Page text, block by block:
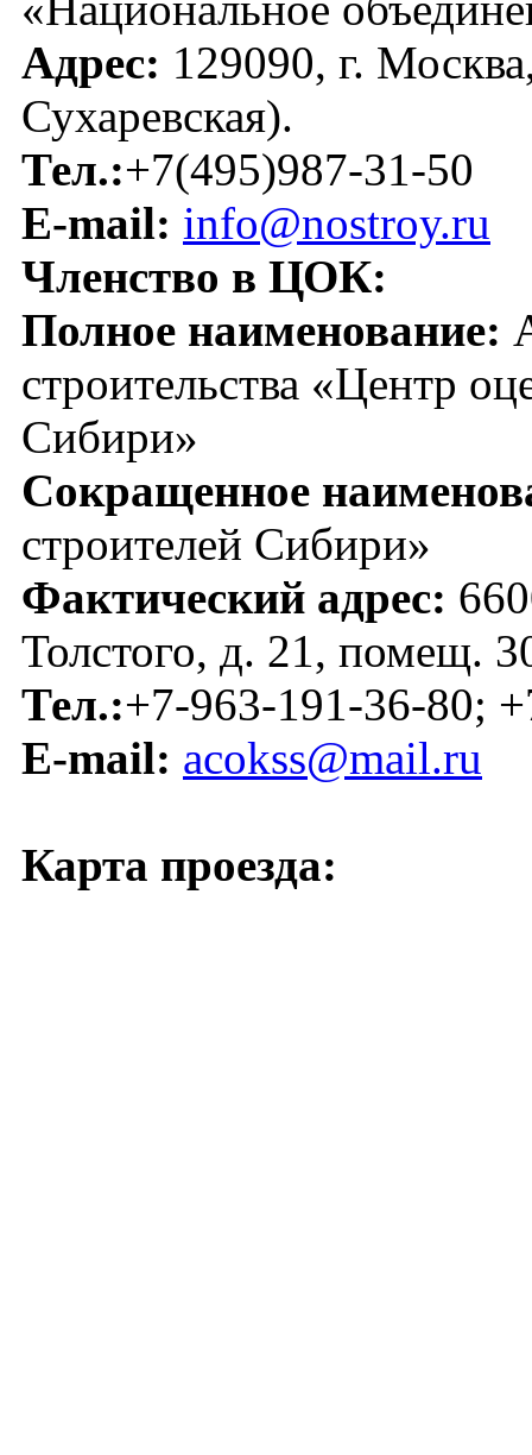
Адрес: 129090, г.
Сухаревская).
Тел.:+7(495)987-31-50
E-mail: info@nostroy.ru
Членство в ЦОК:
Полное наименование:
строительства «Центр
Сибири»
Сокращенное
строителей Сибири»
Фактический адрес:
Толстого, д. 21, помещ.
Тел.:+7-963-191-36-80;
E-mail: acokss@mail.ru
Карта проезда: